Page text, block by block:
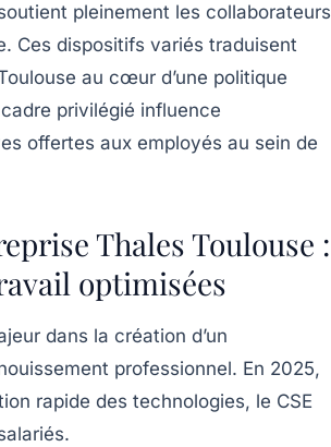
pleinement les collaborateurs
Ces dispositifs variés traduisent
au cœur d’une politique
privilégié influence
offertes aux employés au sein de
Thales Toulouse :
optimisées
dans la création d’un
professionnel. En 2025,
rapide des technologies, le CSE